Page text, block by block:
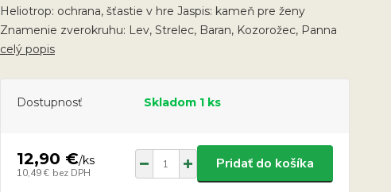
Heliotrop: ochrana, šťastie v hre Jaspis: kameň pre ženy
Znamenie zverokruhu: Lev, Strelec, Baran, Kozorožec, Panna
celý popis
Dostupnosť Skladom 1 ks
12,90 €/ks
10,49 € bez DPH
Pridať do košíka